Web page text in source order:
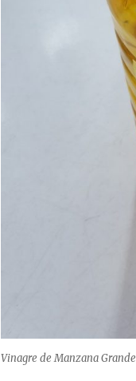
Vinagre de Manzana Grande